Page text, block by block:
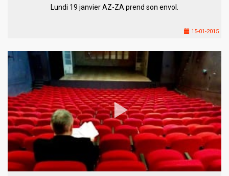
Lundi 19 janvier AZ-ZA prend son envol.
15-01-2015